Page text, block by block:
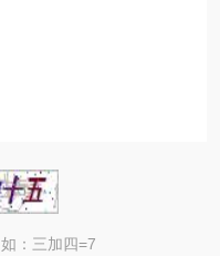
：三加四=7